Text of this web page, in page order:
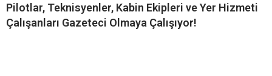
Pilotlar, Teknisyenler, Kabin Ekipleri ve Yer Hizmeti
Çalışanları Gazeteci Olmaya Çalışıyor!